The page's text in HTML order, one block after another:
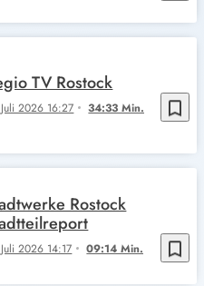
bookmark_border
Juli 2026 16:27 34:33 Min.
TV Rostock
bookmark_border
2026 14:17 09:14 Min.
Rostock